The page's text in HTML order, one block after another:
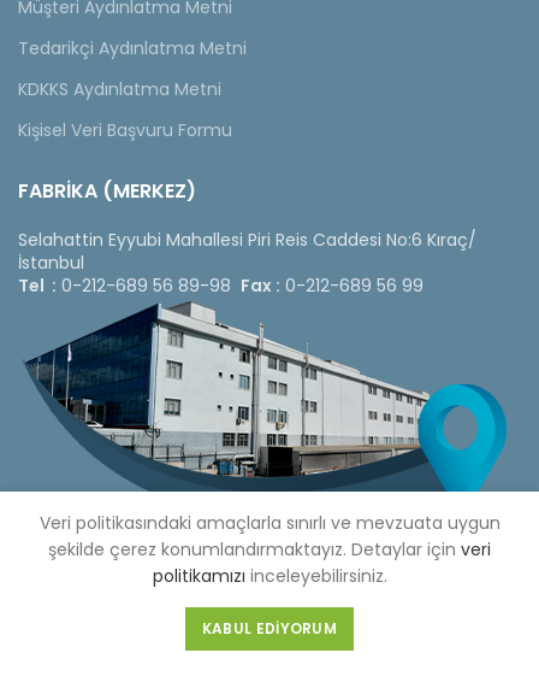
Müşteri Aydınlatma Metni
Tedarikçi Aydınlatma Metni
KDKKS Aydınlatma Metni
Kişisel Veri Başvuru Formu
FABRİKA (MERKEZ)
Selahattin Eyyubi Mahallesi Piri Reis Caddesi No:6 Kıraç/
İstanbul
Tel : 0-212-689 56 89-98 Fax : 0-212-689 56 99
Copyright © 2020 Çetinkaya Pano |Çetinkaya Pano Fiyat
Veri politikasındaki amaçlarla sınırlı ve mevzuata uygun
şekilde çerez konumlandırmaktayız. Detaylar için veri
politikamızı inceleyebilirsiniz.
KABUL EDIYORUM